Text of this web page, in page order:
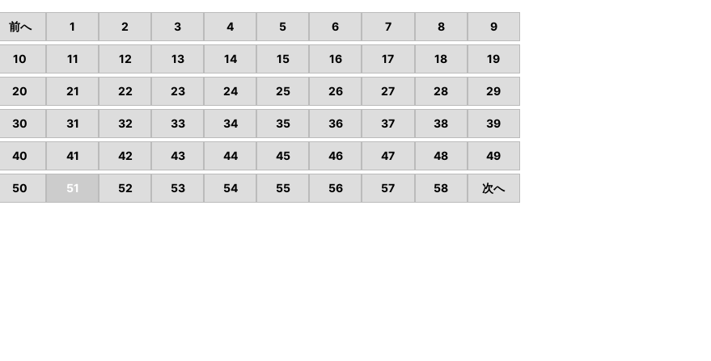
前へ 1 2 3 4 5 6 7 8 9
10 11 12 13 14 15 16 17 18 19
20 21 22 23 24 25 26 27 28 29
30 31 32 33 34 35 36 37 38 39
40 41 42 43 44 45 46 47 48 49
50 51 52 53 54 55 56 57 58 次へ